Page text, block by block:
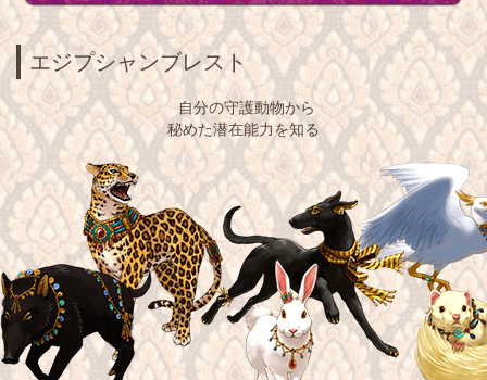
エジプシャンブレスト
自分の守護動物から
秘めた潜在能力を知る